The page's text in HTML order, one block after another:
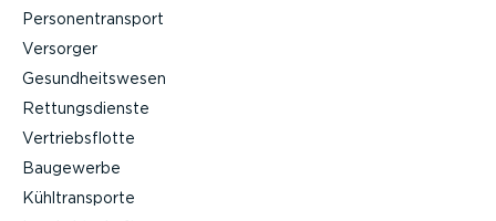
Perso­nen­transport
Versorger
Gesund­heits­wesen
Rettungs­dienste
Vertriebs­flotte
Baugewerbe
Kühltrans­porte